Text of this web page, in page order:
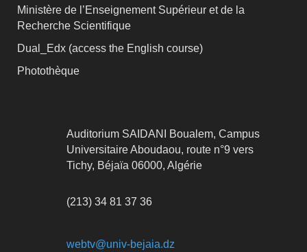
Ministère de l’Enseignement Supérieur et de la
Recherche Scientifique
Dual_Edx (access the English course)
Photothèque
Auditorium SAIDANI Boualem, Campus
Universitaire Aboudaou, route n°9 vers
Tichy, Béjaïa 06000, Algérie
(213) 34 81 37 36
webtv@univ-bejaia.dz